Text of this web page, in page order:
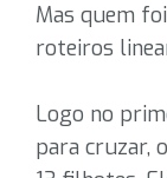
Mas quem
roteiros
Logo no
para cruzar,